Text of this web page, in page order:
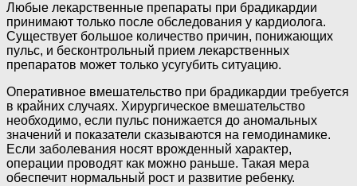
Любые лекарственные препараты при брадикардии
принимают только после обследования у кардиолога.
Существует большое количество причин, понижающих
пульс, и бесконтрольный прием лекарственных
препаратов может только усугубить ситуацию.
Оперативное вмешательство при брадикардии требуется
в крайних случаях. Хирургическое вмешательство
необходимо, если пульс понижается до аномальных
значений и показатели сказываются на гемодинамике.
Если заболевания носят врожденный характер,
операции проводят как можно раньше. Такая мера
обеспечит нормальный рост и развитие ребенку.